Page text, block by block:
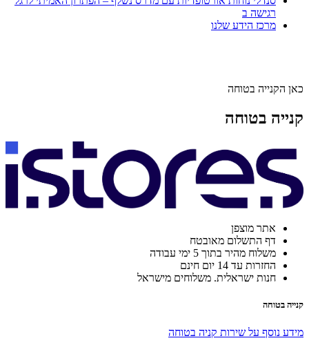
רגישה ב
מרכז הידע שלנו
כאן הקנייה בטוחה
קנייה בטוחה
אתר מוצפן
דף התשלום מאובטח
משלוח מהיר בתוך 5 ימי עבודה
החזרות עד 14 יום חינם
חנות ישראלית. משלוחים מישראל
קנייה בטוחה
מידע נוסף על שירות קניה בטוחה